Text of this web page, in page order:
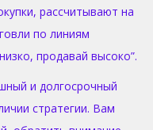
рассчитывают на
по линиям
продавай высоко”.
и долгосрочный
стратегии. Вам